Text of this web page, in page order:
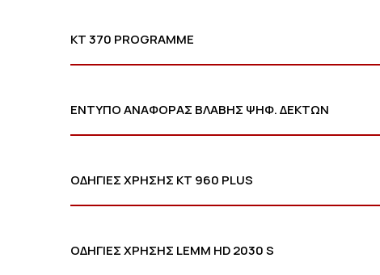
KT 370 PROGRAMME
ΕΝΤΥΠΟ ΑΝΑΦΟΡΑΣ ΒΛΑΒΗΣ ΨΗΦ. ΔΕΚΤΩΝ
ΟΔΗΓΙΕΣ ΧΡΗΣΗΣ ΚΤ 960 PLUS
ΟΔΗΓΙΕΣ ΧΡΗΣΗΣ LEMM HD 2030 S